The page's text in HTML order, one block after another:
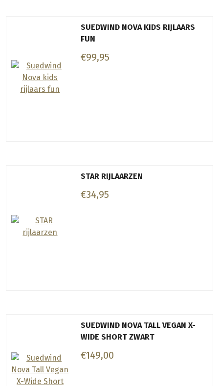
SUEDWIND NOVA KIDS RIJLAARS
FUN
€99,95
STAR RIJLAARZEN
€34,95
SUEDWIND NOVA TALL VEGAN X-
WIDE SHORT ZWART
€149,00